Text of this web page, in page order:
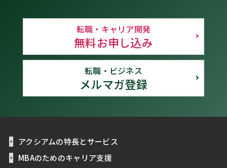
転職・キャリア開発
無料お申し込み
転職・ビジネス
メルマガ登録
アクシアムの特長とサービス
MBAのためのキャリア支援